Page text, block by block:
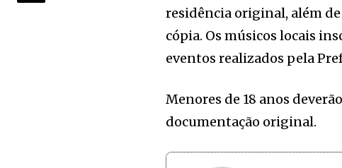
residência original, além
cópia. Os músicos locais
eventos realizados pela
Menores de 18 anos
documentação original.